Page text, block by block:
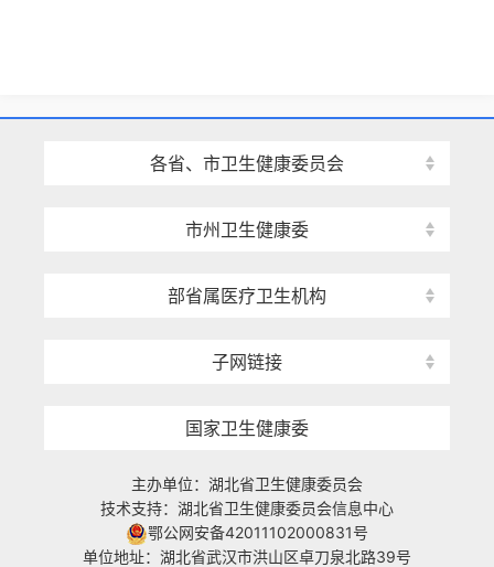
各省、市卫生健康委员会
市州卫生健康委
部省属医疗卫生机构
子网链接
国家卫生健康委
主办单位：湖北省卫生健康委员会
技术支持：湖北省卫生健康委员会信息中心
鄂公网安备42011102000831号
单位地址：湖北省武汉市洪山区卓刀泉北路39号